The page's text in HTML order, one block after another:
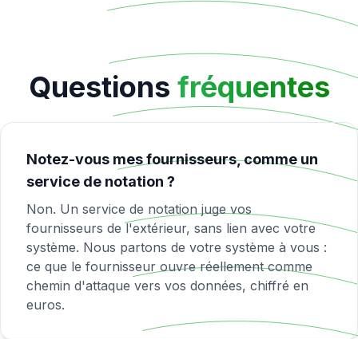
Questions fréquentes
Notez-vous mes fournisseurs, comme un
service de notation ?
Non. Un service de notation juge vos
fournisseurs de l'extérieur, sans lien avec votre
système. Nous partons de votre système à vous :
ce que le fournisseur ouvre réellement comme
chemin d'attaque vers vos données, chiffré en
euros.